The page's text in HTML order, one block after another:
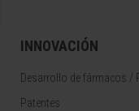
INNOVACIÓN
Desarrollo de fármacos /
Patentes